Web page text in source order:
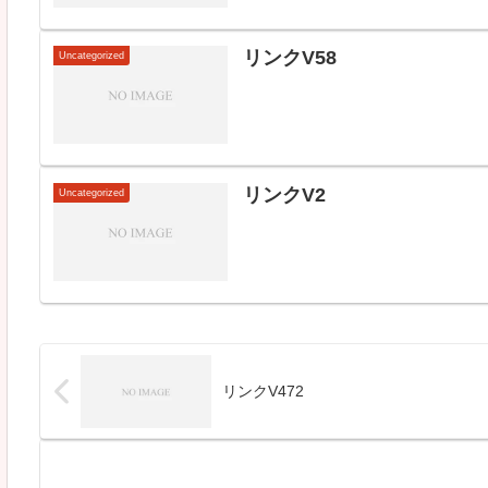
Uncategorized リンクV58
Uncategorized リンクV2
リンクV472